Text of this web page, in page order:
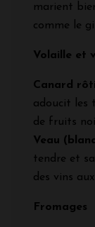
marient
comme le
Volaille et
Canard
adoucit les
de fruits
Veau
tendre et
des vins
Fromages